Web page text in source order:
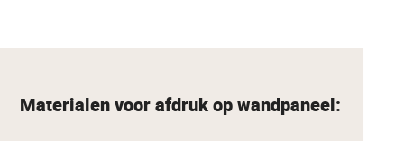
Materialen voor afdruk op wandpaneel: